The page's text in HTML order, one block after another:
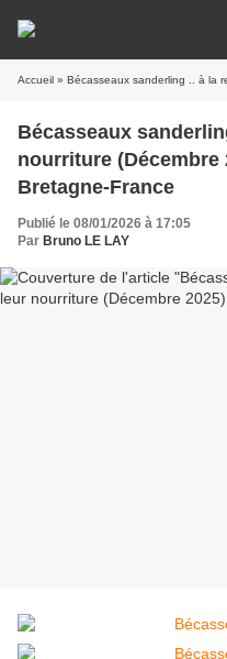
Accueil » Bécasseaux sanderling .. à la recherche
Bécasseaux
nourriture (Décembre
Bretagne-France
Publié le 08/01/2026 à 17:05
Par Bruno LE LAY